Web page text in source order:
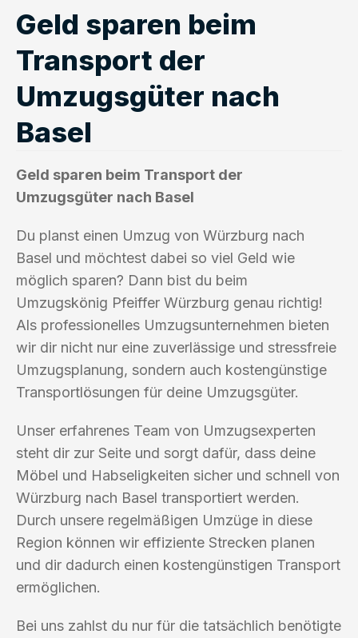
Geld sparen beim
Transport der
Umzugsgüter nach
Basel
Geld sparen beim Transport der
Umzugsgüter nach Basel
Du planst einen Umzug von Würzburg nach
Basel und möchtest dabei so viel Geld wie
möglich sparen? Dann bist du beim
Umzugskönig Pfeiffer Würzburg genau richtig!
Als professionelles Umzugsunternehmen bieten
wir dir nicht nur eine zuverlässige und stressfreie
Umzugsplanung, sondern auch kostengünstige
Transportlösungen für deine Umzugsgüter.
Unser erfahrenes Team von Umzugsexperten
steht dir zur Seite und sorgt dafür, dass deine
Möbel und Habseligkeiten sicher und schnell von
Würzburg nach Basel transportiert werden.
Durch unsere regelmäßigen Umzüge in diese
Region können wir effiziente Strecken planen
und dir dadurch einen kostengünstigen Transport
ermöglichen.
Bei uns zahlst du nur für die tatsächlich benötigte